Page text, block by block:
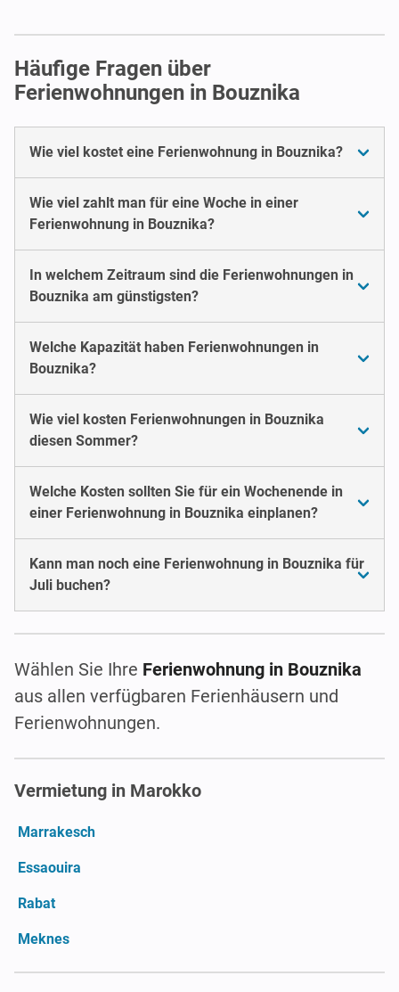
Häufige Fragen über
Ferienwohnungen in Bouznika
Wie viel kostet eine Ferienwohnung in Bouznika?
Wie viel zahlt man für eine Woche in einer
Ferienwohnung in Bouznika?
In welchem Zeitraum sind die Ferienwohnungen in
Bouznika am günstigsten?
Welche Kapazität haben Ferienwohnungen in
Bouznika?
Wie viel kosten Ferienwohnungen in Bouznika
diesen Sommer?
Welche Kosten sollten Sie für ein Wochenende in
einer Ferienwohnung in Bouznika einplanen?
Kann man noch eine Ferienwohnung in Bouznika für
Juli buchen?
Wählen Sie Ihre Ferienwohnung in Bouznika
aus allen verfügbaren Ferienhäusern und
Ferienwohnungen.
Vermietung in Marokko
Marrakesch
Essaouira
Rabat
Meknes